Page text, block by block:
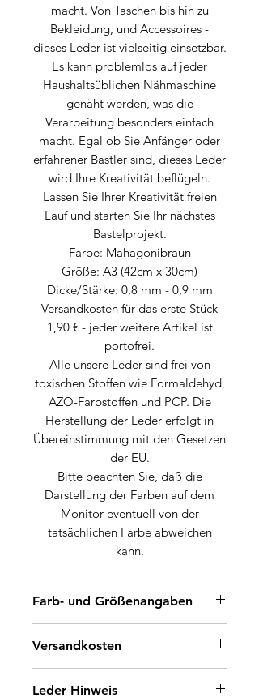
macht. Von Taschen bis hin zu
Bekleidung, und Accessoires -
dieses Leder ist vielseitig einsetzbar.
Es kann problemlos auf jeder
Haushaltsüblichen Nähmaschine
genäht werden, was die
Verarbeitung besonders einfach
macht. Egal ob Sie Anfänger oder
erfahrener Bastler sind, dieses Leder
wird Ihre Kreativität beflügeln.
Lassen Sie Ihrer Kreativität freien
Lauf und starten Sie Ihr nächstes
Bastelprojekt.
Farbe: Mahagonibraun
Größe: A3 (42cm x 30cm)
Dicke/Stärke: 0,8 mm - 0,9 mm
Versandkosten für das erste Stück
1,90 € - jeder weitere Artikel ist
portofrei.
Alle unsere Leder sind frei von
toxischen Stoffen wie Formaldehyd,
AZO-Farbstoffen und PCP. Die
Herstellung der Leder erfolgt in
Übereinstimmung mit den Gesetzen
der EU.
Bitte beachten Sie, daß die
Darstellung der Farben auf dem
Monitor eventuell von der
tatsächlichen Farbe abweichen
kann.
Farb- und Größenangaben
Größe: DIN A3 (42 cm x 30 cm)
Versandkosten
Leder Hinweis